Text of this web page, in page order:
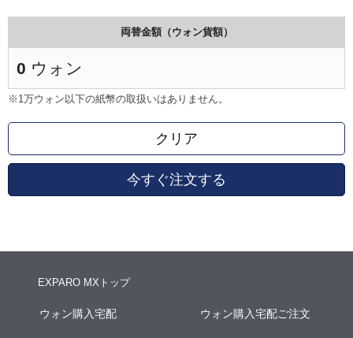
両替金額（ウォン貨額）
0 ウォン
※1万ウォン以下の紙幣の取扱いはありません。
クリア
今すぐ注文する
EXPARO MXトップ
ウォン購入宅配 ウォン購入宅配ご注文